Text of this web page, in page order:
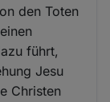
den Toten
führt,
Jesu
Christen